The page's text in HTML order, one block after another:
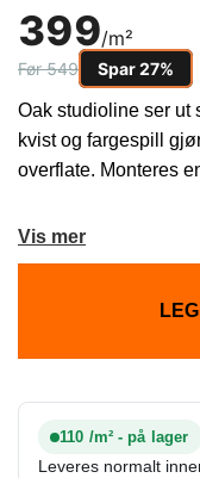
399/m²
Før 549 Spar 27%
Oak studioline ser ut
kvist og fargespill
overflate. Monteres
Vis mer
110 /m² - på lager
Leveres normalt